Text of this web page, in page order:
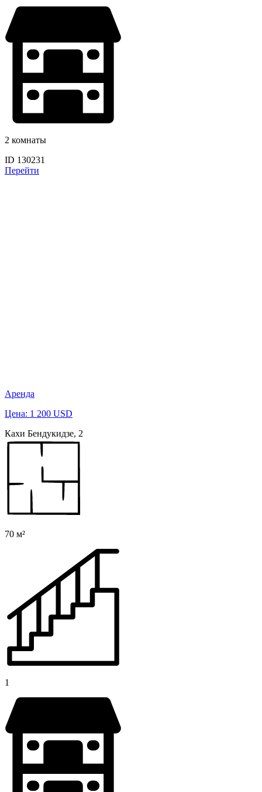
2 комнаты
ID 130231
Перейти
Аренда
Цена: 1 200 USD
Кахи Бендукидзе, 2
70 м²
1